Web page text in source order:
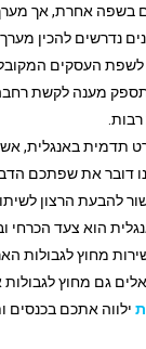
בשפה אחרת, אך
נדרשים להכין מערך
העסקים
מענה לקשת
תדמית באנגלית,
דובר את שפתכם
להבעת הרצון
הוא צעד הכרחי
מחוץ לגבולות
גם מחוץ לגבולות
ילווה אתכם בכנסים